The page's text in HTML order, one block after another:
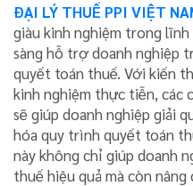
ĐẠI LÝ THUẾ PPI VIỆT
giàu kinh nghiệm trong
sàng hỗ trợ doanh nghiệp
quyết toán thuế. Với kiến
kinh nghiệm thực tiễn, các
sẽ giúp doanh nghiệp giải
hóa quy trình quyết toán
này không chỉ giúp doanh
thuế hiệu quả mà còn